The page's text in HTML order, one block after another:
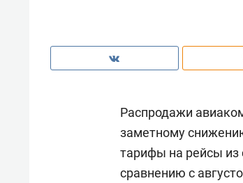
Распродажи
заметному
тарифы на рейсы из
сравнению с